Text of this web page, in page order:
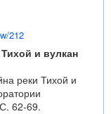
212
и вулкан
реки Тихой и
62-69.